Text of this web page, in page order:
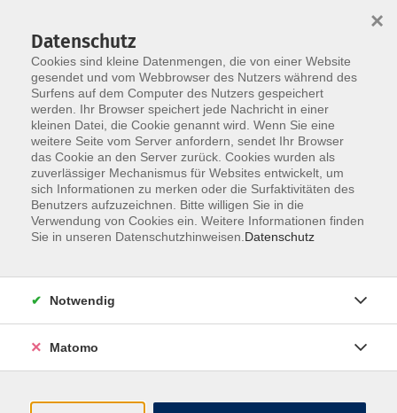
Skip to main content
Spielestammtisch
0 Kurse
Ergebnisse filtern
Keine passenden Kurse gefunden.
Datenschutz
Cookies sind kleine Datenmengen, die von einer Website
gesendet und vom Webbrowser des Nutzers während des
Surfens auf dem Computer des Nutzers gespeichert
werden. Ihr Browser speichert jede Nachricht in einer
kleinen Datei, die Cookie genannt wird. Wenn Sie eine
weitere Seite vom Server anfordern, sendet Ihr Browser
das Cookie an den Server zurück. Cookies wurden als
zuverlässiger Mechanismus für Websites entwickelt, um
sich Informationen zu merken oder die Surfaktivitäten des
Benutzers aufzuzeichnen. Bitte willigen Sie in die
Verwendung von Cookies ein. Weitere Informationen finden
Sie in unseren Datenschutzhinweisen. Datenschutz
×
Notwendig
Matomo